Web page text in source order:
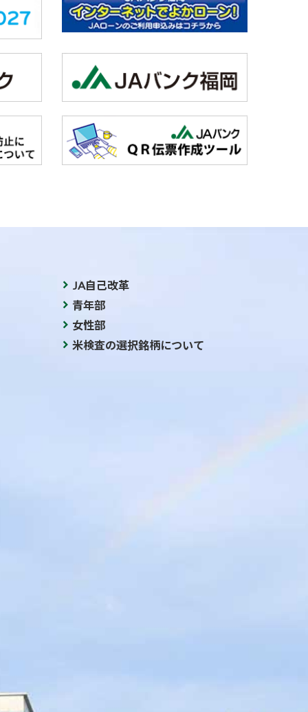
JA自己改革
青年部
女性部
米検査の選択銘柄について